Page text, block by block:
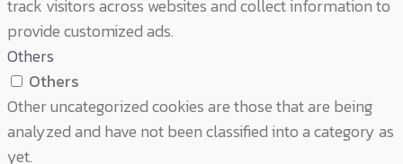
track visitors across websites and collect information to
provide customized ads.
Others
Others
Other uncategorized cookies are those that are being
analyzed and have not been classified into a category as
yet.